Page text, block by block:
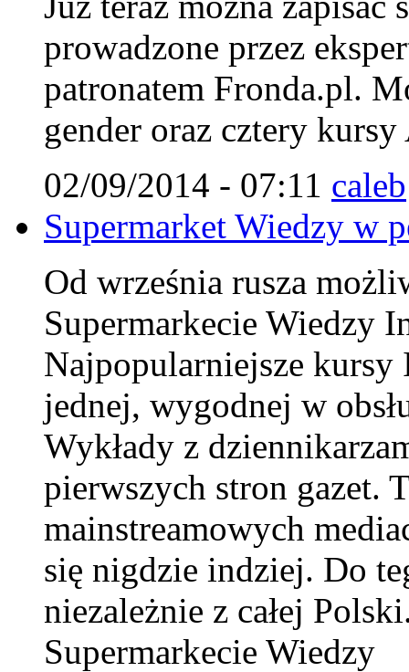
prowadzone przez
patronatem Fronda.pl.
gender oraz cztery
02/09/2014 - 07:11 caleb
Supermarket Wiedzy w
Od września rusza
Supermarkecie Wiedzy
Najpopularniejsze kursy
jednej, wygodnej w
Wykłady z
pierwszych stron gazet.
mainstreamowych
się nigdzie indziej. Do
niezależnie z całej
Supermarkecie Wiedzy